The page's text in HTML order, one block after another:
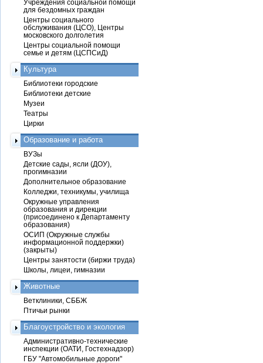
Учреждения социальной помощи
для бездомных граждан
Центры социального
обслуживания (ЦСО), Центры
московского долголетия
Центры социальной помощи
семье и детям (ЦСПСиД)
Культура
Библиотеки городские
Библиотеки детские
Музеи
Театры
Цирки
Образование и работа
ВУЗы
Детские сады, ясли (ДОУ),
прогимназии
Дополнительное образование
Колледжи, техникумы, училища
Окружные управления
образования и дирекции
(присоединено к Департаменту
образования)
ОСИП (Окружные службы
информационной поддержки)
(закрыты)
Центры занятости (биржи труда)
Школы, лицеи, гимназии
Животные
Ветклиники, СББЖ
Птичьи рынки
Благоустройство и экология
Административно-технические
инспекции (ОАТИ, Гостехнадзор)
ГБУ "Автомобильные дороги"